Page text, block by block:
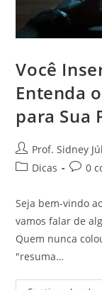
Você
Entenda
para Sua
Prof. Sidney
Dicas
0
Seja bem-vindo
vamos falar de
Quem nunca
"resuma…